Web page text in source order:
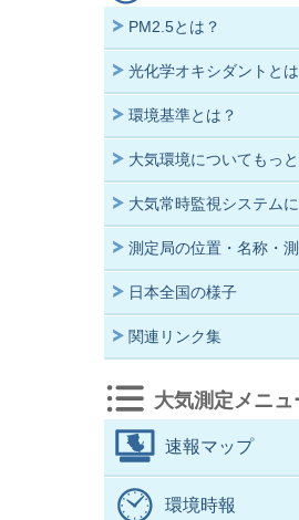
PM2.5とは？
光化学オキシダントとは
環境基準とは？
大気環境についてもっ
大気常時監視システム
測定局の位置・名称・
日本全国の様子
関連リンク集
大気測定メニュ
速報マップ
環境時報